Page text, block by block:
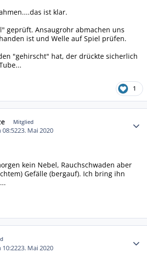
ist klar.
geprüft. Ansaugrohr abmachen uns
ist und Welle auf Spiel prüfen.
"gehirscht" hat, der drückte sicherlich
1
Mitglied
08:5223. Mai 2020
kein Nebel, Rauchschwaden aber
Gefälle (bergauf). Ich bring ihn
10:2223. Mai 2020